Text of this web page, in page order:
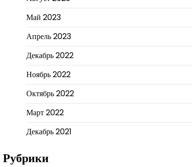
Май 2023
Апрель 2023
Декабрь 2022
Ноябрь 2022
Октябрь 2022
Март 2022
Декабрь 2021
Рубрики